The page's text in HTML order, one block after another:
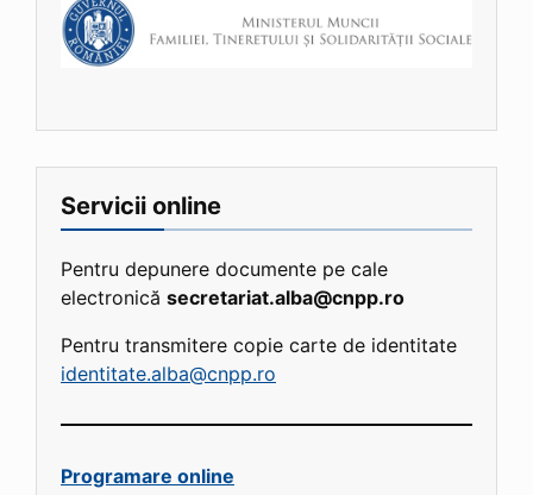
Servicii online
Pentru depunere documente pe cale
electronică secretariat.alba@cnpp.ro
Pentru transmitere copie carte de identitate
identitate.alba@cnpp.ro
Programare online